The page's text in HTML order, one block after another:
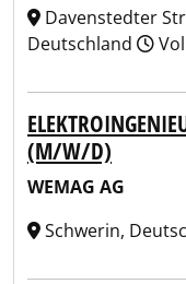
Davenstedter
Deutschland
(M/W/D)
WEMAG AG
Schwerin,